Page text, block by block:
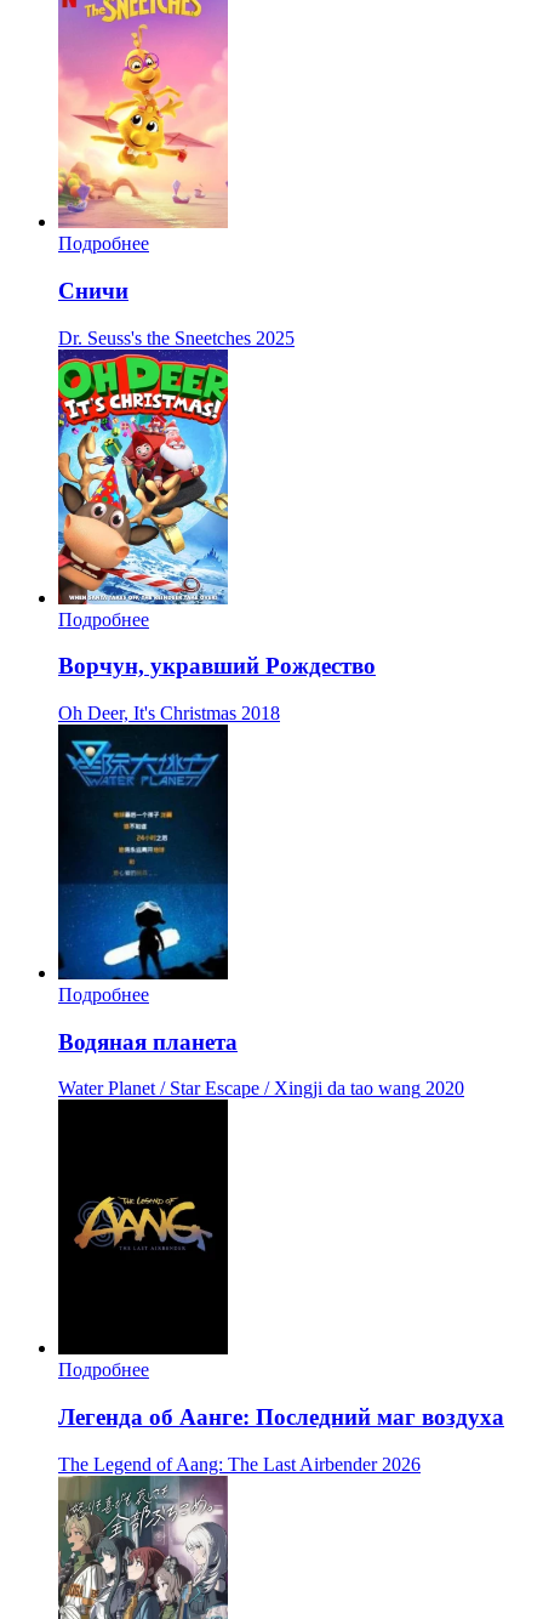
Подробнее
Сничи
Dr. Seuss's the Sneetches 2025
Подробнее
Ворчун, укравший Рождество
Oh Deer, It's Christmas 2018
Подробнее
Водяная планета
Water Planet / Star Escape / Xingji da tao wang 2020
Подробнее
Легенда об Аанге: Последний маг воздуха
The Legend of Aang: The Last Airbender 2026